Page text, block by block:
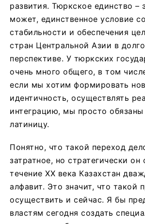
развития. Тюркское единство –
может, единственное условие
стабильности и обеспечения
стран Центральной Азии в
перспективе. У тюркских
очень много общего, в том
если мы хотим формировать
идентичность, осуществлять
интеграцию, мы просто обязаны
латиницу.
Понятно, что такой переход
затратное, но стратегически он
течение ХХ века Казахстан
алфавит. Это значит, что такой
осуществить и сейчас. Я бы
властям сегодня создать